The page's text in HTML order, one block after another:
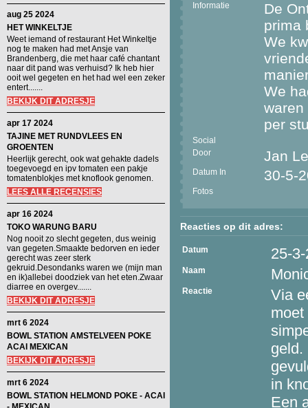
aug 25 2024
HET WINKELTJE
Weet iemand of restaurant Het Winkeltje
nog te maken had met Ansje van
Brandenberg, die met haar café chantant
naar dit pand was verhuisd? Ik heb hier
ooit wel gegeten en het had wel een zeker
entert.......
BEKIJK DIT ADRESJE
apr 17 2024
TAJINE MET RUNDVLEES EN
GROENTEN
Heerlijk gerecht, ook wat gehakte dadels
toegevoegd en ipv tomaten een pakje
tomatenblokjes met knoflook genomen.
LEES ALLE RECENSIES
apr 16 2024
TOKO WARUNG BARU
Nog nooit zo slecht gegeten, dus weinig
van gegeten.Smaakte bedorven en ieder
gerecht was zeer sterk
gekruid.Desondanks waren we (mijn man
en ik)allebei doodziek van het eten.Zwaar
diarree en overgev.......
BEKIJK DIT ADRESJE
mrt 6 2024
BOWL STATION AMSTELVEEN POKE
ACAI MEXICAN
BEKIJK DIT ADRESJE
mrt 6 2024
BOWL STATION HELMOND POKE - ACAI
Informatie
De
prima
We
We
waren
per
Social
Door
Jan
Datum In 30-5-
Fotos
Reacties op dit adres:
Datum 25-
Naam
Reactie
Via
geld.
in
Een